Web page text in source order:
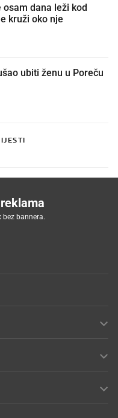
osam dana leži kod
kruži oko nje
ubiti ženu u Poreču
bannera.